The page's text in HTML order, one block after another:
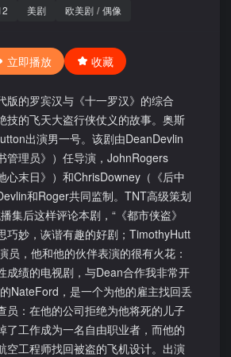
美剧 欧美剧 / 偶像
立即播放 收藏
版的罗宾汉与《十一罗汉》的综合
技的飞天大盗行侠仗义的故事。奥斯
出演男一号。该剧由DeanDevlin
管理员》）任导演，JohnRogers
心末日》）和ChrisDowney（《后中
和Roger共同监制。TNT高级策划
集后这样评论本剧，“《都市侠盗》
巧妙，诙谐有趣的好剧；TimothyHutt
员，他和他的伙伴表演的很有火花：
成绩的电视剧，与Dean合作我非常开
NateFord，是一个为他的雇主找回丢
员：在他的公司拒绝为他将死的儿子
了工作成为一名自由职业者，而他的
空工程师找回被盗的飞机设计。出演